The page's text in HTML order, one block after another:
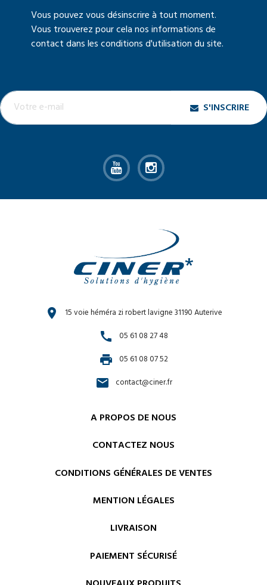
Vous pouvez vous désinscrire à tout moment.
Vous trouverez pour cela nos informations de
contact dans les conditions d'utilisation du site.
S'INSCRIRE
location_on 15 voie héméra zi robert lavigne 31190 Auterive
call 05 61 08 27 48
print 05 61 08 07 52
email contact@ciner.fr
A PROPOS DE NOUS
CONTACTEZ NOUS
CONDITIONS GÉNÉRALES DE VENTES
MENTION LÉGALES
LIVRAISON
PAIEMENT SÉCURISÉ